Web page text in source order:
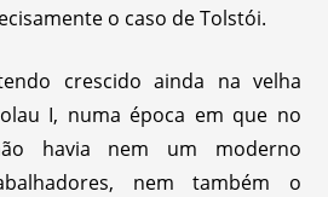
o caso de Tolstói.
crescido ainda na velha
I, numa época em que no
havia nem um moderno
nem também o